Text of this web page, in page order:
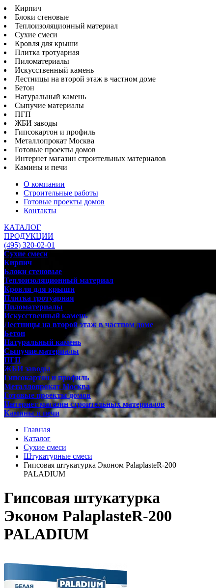
Кирпич
Блоки стеновые
Теплоизоляционный материал
Сухие смеси
Кровля для крыши
Плитка тротуарная
Пиломатериалы
Искусственный камень
Лестницы на второй этаж в частном доме
Бетон
Натуральный камень
Сыпучие материалы
ПГП
ЖБИ заводы
Гипсокартон и профиль
Металлопрокат Москва
Готовые проекты домов
Интернет магазин строительных материалов
Камины и печи
О компании
Строительные работы
Готовые проекты домов
Контакты
КАТАЛОГ
ПРОДУКЦИИ
(495) 320-02-01
Сухие смеси
Кирпич
Блоки стеновые
Теплоизоляционный материал
Кровля для крыши
Плитка тротуарная
Пиломатериалы
Искусственный камень
Лестницы на второй этаж в частном доме
Бетон
Натуральный камень
Сыпучие материалы
ПГП
ЖБИ заводы
Гипсокартон и профиль
Металлопрокат Москва
Готовые проекты домов
Интернет магазин строительных материалов
Камины и печи
Главная
Каталог
Сухие смеси
Штукатурные смеси
Гипсовая штукатурка Эконом PalaplasteR-200
PALADIUM
Гипсовая штукатурка
Эконом PalaplasteR-200
PALADIUM